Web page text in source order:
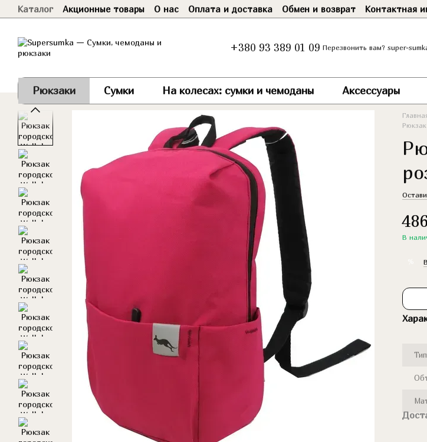
Перейти к основному контенту
Каталог Акционные товары О нас Оплата и доставка Обмен и возврат Контактная
+380 93 389 01 09 Перезвонить вам? super-
Рюкзаки Сумки На колесах: сумки и чемоданы Аксессуары
В